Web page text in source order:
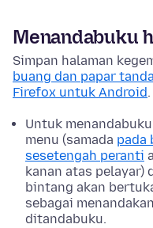
Menandabuku
Simpan halaman
buang dan papar
Firefox untuk Android.
Untuk
menu (samada pada
sesetengah peranti
kanan atas
bintang akan
sebagai
ditandabuku.